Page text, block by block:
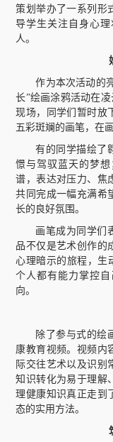
策划举办了一系列形
导学生关注自身心
人。
作为本次活动的
长”绘画涂鸦活动在
现场，同学们暂时放
五彩斑斓的画笔，在
有的同学描绘了
憬与驾驭蓝天的梦
谱，表达对压力、焦
共同完成一幅充满希
长的良好氛围。
画笔成为同学们
品不仅是艺术创作的
心理暗示的旅程，
个人都有能力掌控
向。
除了参与式的绘
康教育视频。视频内
际交往艺术以及识别
知识转化为易于理解
理健康知识真正走到
态的实用方法。